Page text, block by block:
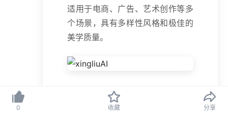
0 收藏 分享
适用于电商、广告、艺术创作等多
个场景，具有多样性风格和极佳的
美学质量。
星流AI的主要功能